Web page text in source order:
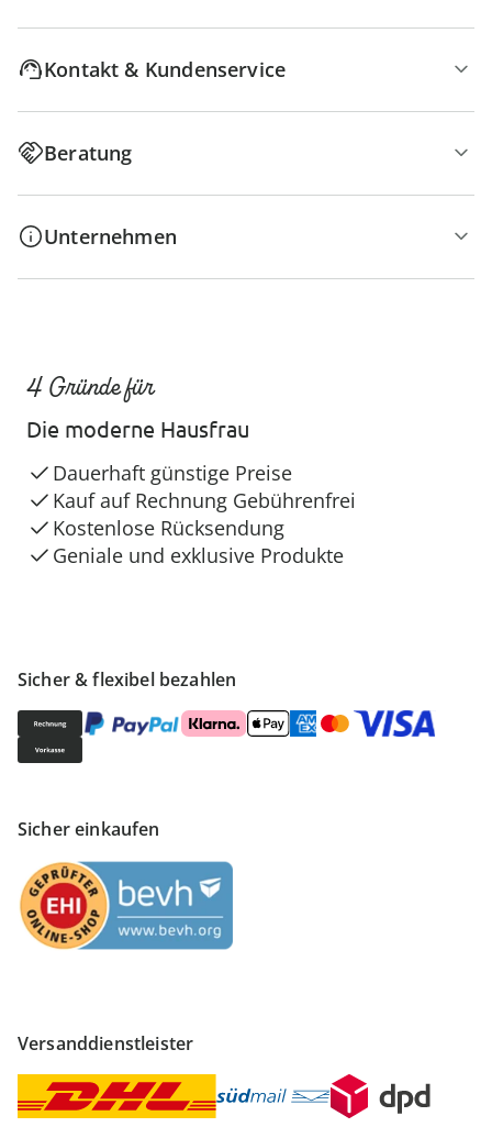
Kontakt & Kundenservice
Beratung
Unternehmen
Sicher & flexibel bezahlen
Sicher einkaufen
Versanddienstleister
4 Gründe für
Die moderne Hausfrau
Dauerhaft günstige Preise
Kauf auf Rechnung Gebührenfrei
Kostenlose Rücksendung
Geniale und exklusive Produkte